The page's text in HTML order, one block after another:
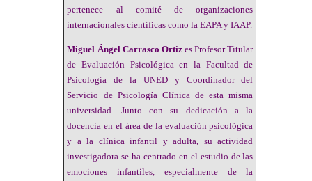
pertenece al comité de organizaciones
internacionales científicas como la EAPA y IAAP.
Miguel Ángel Carrasco Ortizes Profesor Titular
de Evaluación Psicológica en la Facultad de
Psicología de la UNED y Coordinador del
Servicio de Psicología Clínica de esta misma
universidad. Junto con su dedicación a la
docencia en el área de la evaluación psicológica
y a la clínica infantil y adulta, su actividad
investigadora se ha centrado en el estudio de las
emociones infantiles, especialmente de la